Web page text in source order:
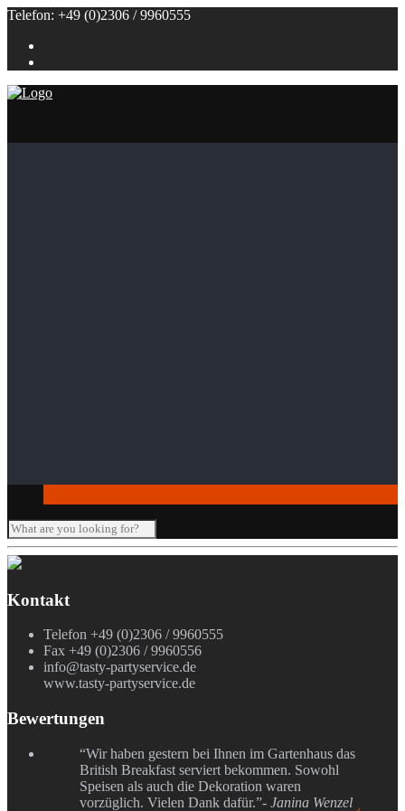
Telefon: +49 (0)2306 / 9960555
Kontakt
Telefon +49 (0)2306 / 9960555
Fax +49 (0)2306 / 9960556
info@tasty-partyservice.de
www.tasty-partyservice.de
Bewertungen
“Wir haben gestern bei Ihnen im Gartenhaus das
British Breakfast serviert bekommen. Sowohl
Speisen als auch die Dekoration waren
vorzüglich. Vielen Dank dafür.”- Janina Wenzel